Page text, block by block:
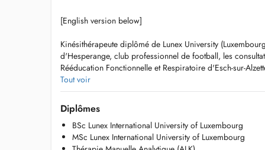
[English version below]
Kinésithérapeute diplômé de Lunex University
d'Hesperange, club professionnel de football, les
Rééducation Fonctionnelle et Respiratoire d'Esch-sur-
Je propose une prise en charge complète des
tendinopathies et entorses aux douleurs articulaires,
dinterventions chirurgicales.
Mon accompagnement vise autant les problématiques
Tout voir
Diplômes
BSc Lunex International University of Luxembourg
MSc Lunex International University of Luxembourg